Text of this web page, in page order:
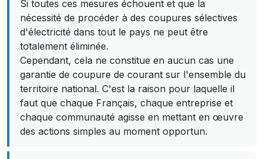
Si toutes ces mesures échouent et que la
nécessité de procéder à des coupures sélectives
d'électricité dans tout le pays ne peut être
totalement éliminée.
Cependant, cela ne constitue en aucun cas une
garantie de coupure de courant sur l'ensemble du
territoire national. C'est la raison pour laquelle il
faut que chaque Français, chaque entreprise et
chaque communauté agisse en mettant en œuvre
des actions simples au moment opportun.